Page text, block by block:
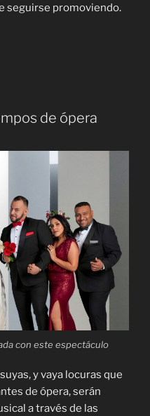
seguirse promoviendo.
de ópera
con este espectáculo
y vaya locuras que
de ópera, serán
a través de las